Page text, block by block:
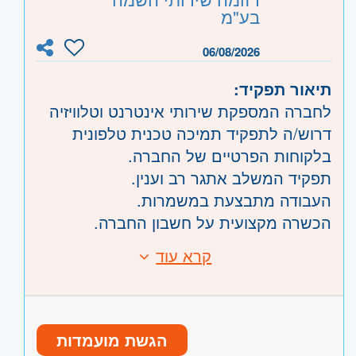
והרכבת הקלה)
תקשוב / ממר"ם ו/או בעלי הסמכה מתאימה
אך ללא ניסיון,
המעוניינים/ותלהיכנס לעולם הטכני
והטכנולוגי, לחברה יציבה ומתפתחת, עם
אופציות ללמידה וקידום .
ובת-ים, שוהם
- חדרה וזכרון יעקב, נתניה ועמק חפר,
רעננה, כפר סבא והוד השרון, ראש העין,
בע"מ
06/08/2026
תיאור תפקיד:
לחברה המספקת שירותי אינטרנט וטלוויזיה
דרוש/ה לתפקיד תמיכה טכנית טלפונית
בלקוחות הפרטיים של החברה.
תפקיד המשלב אתגר רב וענין.
העבודה מתבצעת במשמרות.
הכשרה מקצועית על חשבון החברה.
אוריינטציה שירותית.
זמינות למשרת משמרות.
קרא עוד
הגשת מועמדות